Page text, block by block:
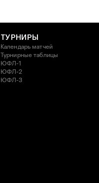
ТУРНИРЫ
Календарь матчей
Турнирные таблицы
ЮФЛ-1
ЮФЛ-2
ЮФЛ-3